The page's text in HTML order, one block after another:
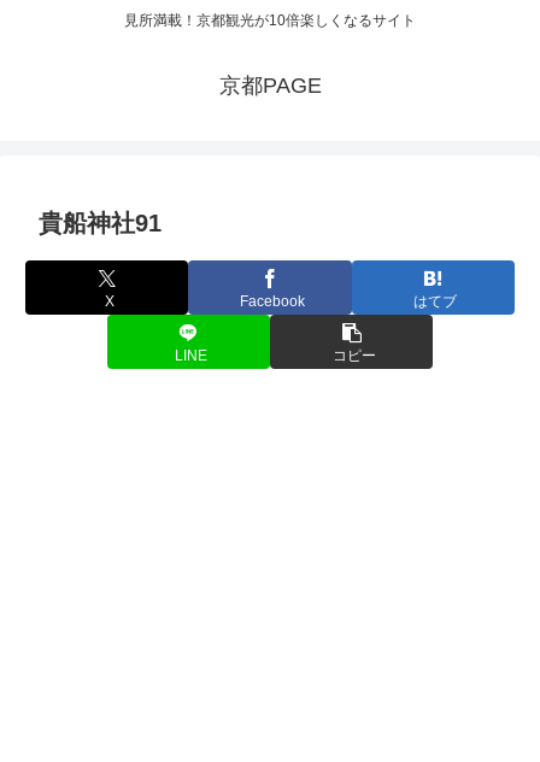
見所満載！京都観光が10倍楽しくなるサイト
京都PAGE
貴船神社91
X Facebook はてブ
LINE コピー